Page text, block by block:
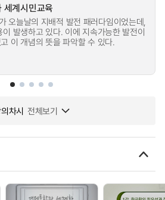
세계시민교육
오늘날의 지배적 발전 패러다임이었는데,
발생하고 있다. 이에 지속가능한 발전이
이 개념의 뜻을 파악할 수 있다.
차시 전체보기